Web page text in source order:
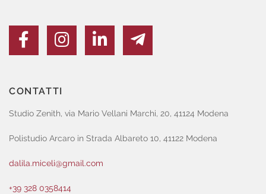
CONTATTI
Studio Zenith, via Mario Vellani Marchi, 20, 41124 Modena
Polistudio Arcaro in Strada Albareto 10, 41122 Modena
dalila.miceli@gmail.com
+39 328 0358414